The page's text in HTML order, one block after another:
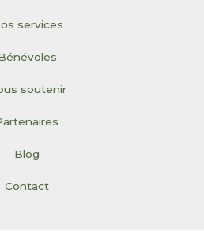
services
soutenir
Blog
Contact